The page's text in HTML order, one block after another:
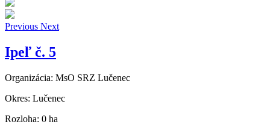
Previous Next
Ipeľ č. 5
Organizácia: MsO SRZ Lučenec
Okres: Lučenec
Rozloha: 0 ha